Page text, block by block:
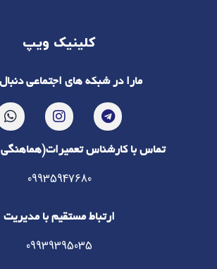
کلینیک ویپ
مارا در شبکه های اجتماعی
تماس با کارشناس
09935947680
ارتباط مستقیم با مدیریت
09939395035